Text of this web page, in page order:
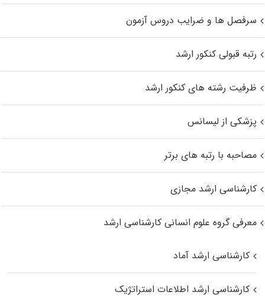
سرفصل ها و ضرایب دروس آزمون
رتبه قبولی کنکور ارشد
ظرفیت رشته های کنکور ارشد
پزشکی از لیسانس
مصاحبه با رتبه های برتر
کارشناسی ارشد مجازی
معرفی گروه علوم انسانی کارشناسی ارشد
کارشناسی ارشد آماد
کارشناسی ارشد اطلاعات استراتژیک